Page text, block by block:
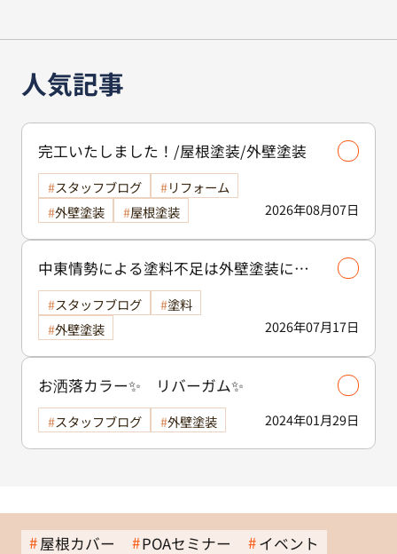
人気記事
完工いたしました！/屋根塗装/外壁塗装
2026年08月07日
スタッフブログ
リフォーム
外壁塗装
屋根塗装
中東情勢による塗料不足は外壁塗装に影
響する？古河市で工事を検討中の方へ
2026年07月17日
スタッフブログ
塗料
外壁塗装
お洒落カラー✨ リバーガム✨
2024年01月29日
スタッフブログ 外壁塗装
屋根カバー POAセミナー イベント